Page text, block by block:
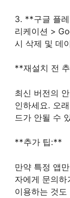
3. **구글 플
리케이션 >
시 삭제 및 데
**재설치 전
최신 버전의
인하세요. 오
드가 안될 수
**추가 팁:**
만약 특정 앱
자에게 문의
이용하는 것